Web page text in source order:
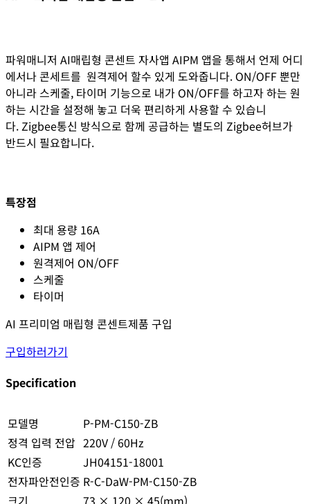
파워매니저 AI매립형 콘센트 자사앱 AIPM 앱을 통해서 언제 어디
에서나 콘세트를 원격제어 할수 있게 도와줍니다. ON/OFF 뿐만
아니라 스케줄, 타이머 기능으로 내가 ON/OFF를 하고자 하는 원
하는 시간을 설정해 놓고 더욱 편리하게 사용할 수 있습니
다. Zigbee통신 방식으로 함께 공급하는 별도의 Zigbee허브가
반드시 필요합니다.
특장점
최대 용량 16A
AIPM 앱 제어
원격제어 ON/OFF
스케줄
타이머
AI 프리미엄 매립형 콘센트제품 구입
구입하러가기
Specification
모델명
P-PM-C150-ZB
정격 입력 전압 220V / 60Hz
KC인증
JH04151-18001
전자파안전인증 R-C-DaW-PM-C150-ZB
크기
73 × 120 × 45(mm)